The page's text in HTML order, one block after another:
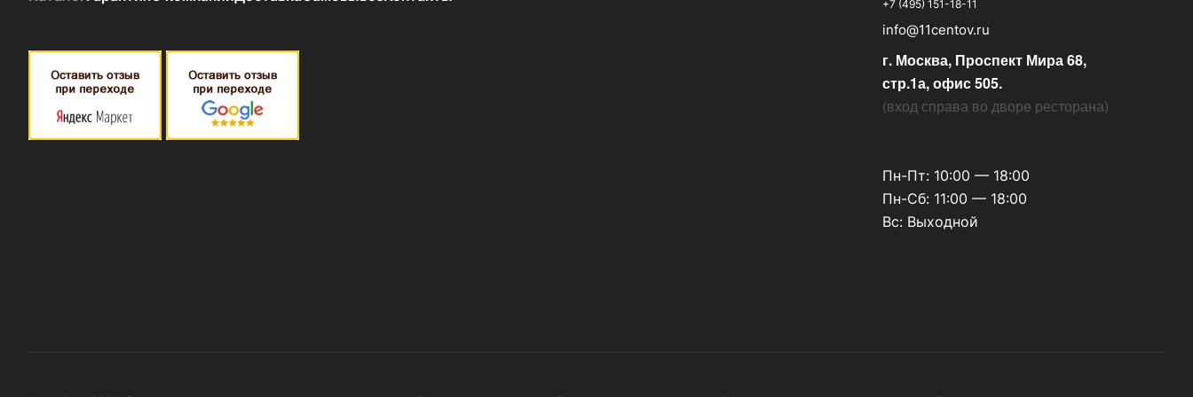
+7 (495) 151-18-11
info@11centov.ru
г. Москва, Проспект Мира 68,
стр.1а, офис 505.
(вход справа во дворе ресторана)
Пн-Пт: 10:00 — 18:00
Пн-Сб: 11:00 — 18:00
Вс: Выходной